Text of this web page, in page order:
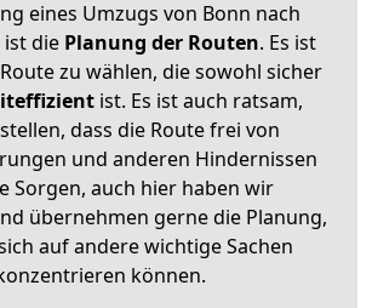
eines Umzugs von Bonn nach
diePlanung der Routen. Es ist
zu wählen, die sowohl sicher
ist. Es ist auch ratsam,
dass die Route frei von
und anderen Hindernissen
Sorgen, auch hier haben wir
übernehmen gerne die Planung,
auf andere wichtige Sachen
können.